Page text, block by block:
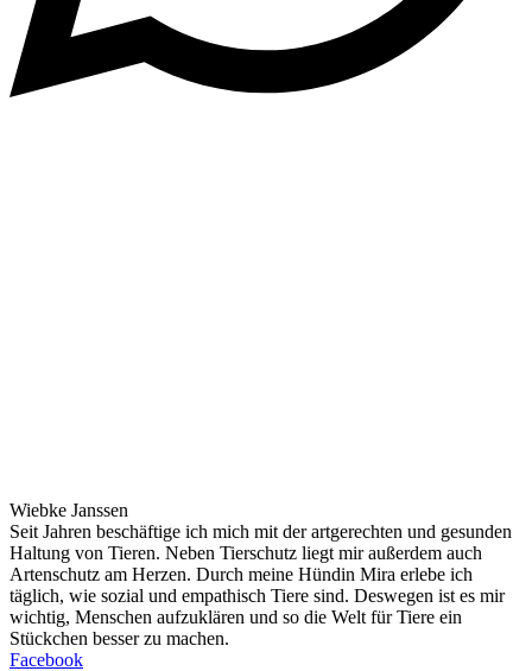
Wiebke Janssen
Seit Jahren beschäftige ich mich mit der artgerechten und gesunden
Haltung von Tieren. Neben Tierschutz liegt mir außerdem auch
Artenschutz am Herzen. Durch meine Hündin Mira erlebe ich
täglich, wie sozial und empathisch Tiere sind. Deswegen ist es mir
wichtig, Menschen aufzuklären und so die Welt für Tiere ein
Stückchen besser zu machen.
Facebook